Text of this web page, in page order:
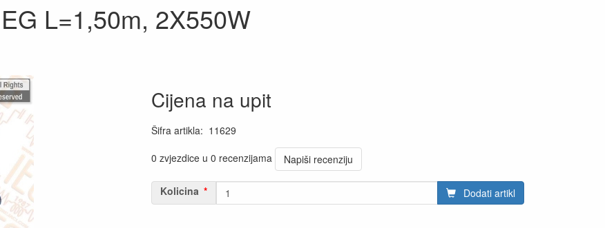
L=1,50m, 2X550W
Cijena na upit
Šifra artikla: 11629
0 zvjezdice u 0 recenzijama
Napiši recenziju
Kolicina Dodati artikl